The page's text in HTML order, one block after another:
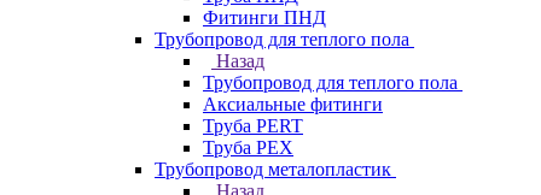
Фитинги ПНД
Трубопровод для теплого пола
Назад
Трубопровод для теплого пола
Аксиальные фитинги
Труба PERT
Труба PEX
Трубопровод металопластик
Назад